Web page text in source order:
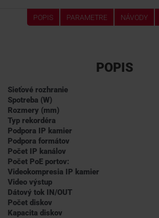
POPIS PARAMETRE NÁVODY
POPIS
Sieťové rozhranie
Spotreba (W)
Rozmery (mm)
Typ rekordéra
Podpora IP kamier
Podpora formátov
Počet IP kanálov
Počet PoE portov:
Videokompresia IP kamier
Video výstup
Dátový tok IN/OUT
Počet diskov
Kapacita diskov